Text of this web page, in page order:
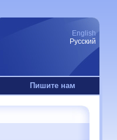
English
Русский
Пишите нам